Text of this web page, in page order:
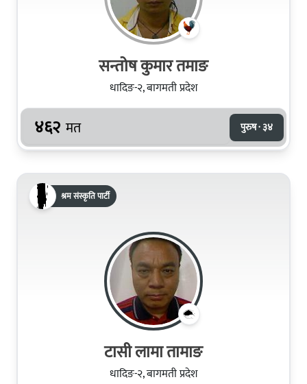
सन्तोष कुमार तमाङ
धादिङ-२, बागमती प्रदेश
४६२ मत पुरुष · ३४
श्रम संस्कृति पार्टी
टासी लामा तामाङ
धादिङ-२, बागमती प्रदेश